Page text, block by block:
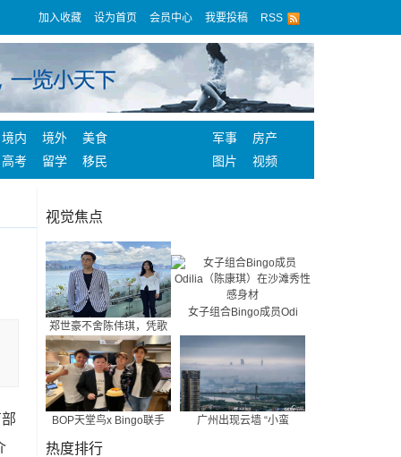
加入收藏 设为首页 会员中心 我要投稿 RSS
境内 境外
美食
高考
留学 移民
军事
房产
图片
视频
视觉焦点
郑世豪不舍陈伟琪，凭歌
女子组合Bingo成员Odi
BOP天堂鸟x Bingo联手 广州出现云墙 “小蛮
热度排行